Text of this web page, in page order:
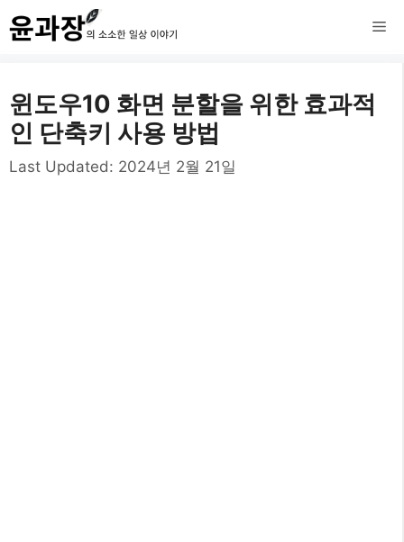
컨
텐
로
건
너
메
윈도우10 화면 분할을 위한 효과적
인 단축키 사용 방법
Last Updated: 2024년 2월 21일